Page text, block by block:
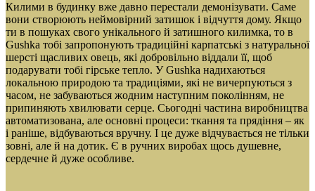
Килими в будинку вже давно перестали демонізувати. Саме
вони створюють неймовірний затишок і відчуття дому. Якщо
ти в пошуках свого унікального й затишного килимка, то в
Gushka тобі запропонують традиційні карпатські з натуральної
шерсті щасливих овець, які добровільно віддали її, щоб
подарувати тобі гірське тепло. У Gushka надихаються
локальною природою та традиціями, які не вичерпуються з
часом, не забуваються жодним наступним поколінням, не
припиняють хвилювати серце. Сьогодні частина виробництва
автоматизована, але основні процеси: ткання та прядіння – як
і раніше, відбуваються вручну. І це дуже відчувається не тільки
зовні, але й на дотик. Є в ручних виробах щось душевне,
сердечне й дуже особливе.